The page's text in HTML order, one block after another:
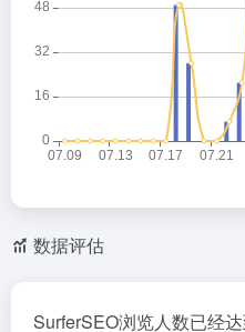
数据评估
SurferSEO浏览人数已经